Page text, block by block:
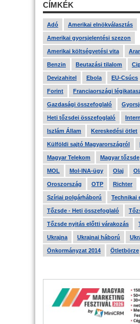
CÍMKÉK
Adó Amerikai elnökválasztás
Amerikai gyorsjelentési szezon
Amerikai költségvetési vita
Benzin Beutazási tilalom
Devizahitel Ebola EU-Csúcs
Forint Franciaországi
Gazdasági összefoglaló
Heti tőzsdei összefoglaló
Iszlám Állam Kereskedési ötlet
Külföldi sajtó Magyarországról
Magyar Telekom Magyar tőzsde
MOL Mol-INA-ügy Olaj
Oroszország OTP Richter
Szíriai polgárháború Technikai
Tőzsde - Heti összefoglaló
Tőzsde nyitás előtti várakozás
Ukrajna Ukrajnai háború
Önkormányzat 2014 Ötletbörze